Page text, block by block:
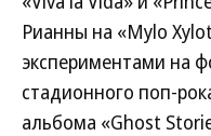
Рианны на «Mylo
экспериментами на
стадионного поп-
альбома «Ghost